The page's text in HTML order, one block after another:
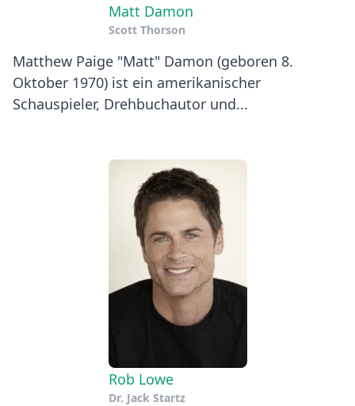
Matt Damon
Scott Thorson
Matthew Paige "Matt" Damon (geboren 8.
Oktober 1970) ist ein amerikanischer
Schauspieler, Drehbuchautor und...
Rob Lowe
Dr. Jack Startz